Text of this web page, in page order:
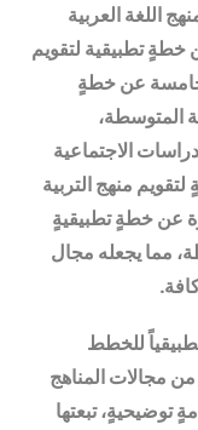
اللغة العربية
خطةٍ تطبيقية لتقويم
عن خطةٍ
المتوسطة،
الاجتماعية
منهج التربية
عن خطةٍ تطبيقيةٍ
مما يجعله مجال
للخطط
من مجالات المناهج
توضيحيةٍ، تبعتها